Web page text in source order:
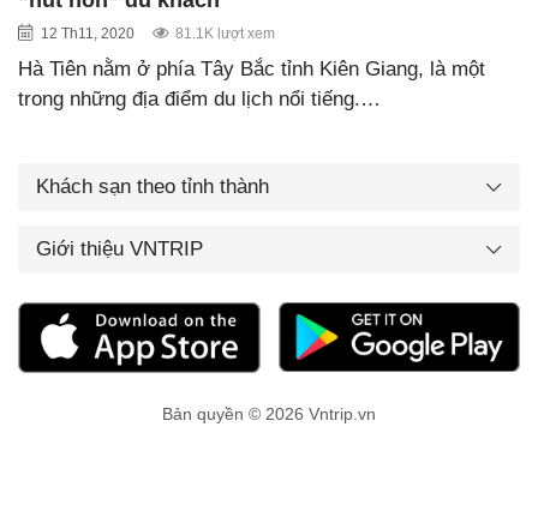
12 Th11, 2020 81.1K lượt xem
Hà Tiên nằm ở phía Tây Bắc tỉnh Kiên Giang, là một
trong những địa điểm du lịch nổi tiếng.…
Khách sạn theo tỉnh thành
Giới thiệu VNTRIP
Bản quyền © 2026 Vntrip.vn